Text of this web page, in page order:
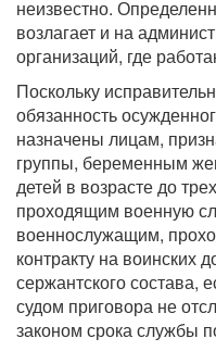
неизвестно.
возлагает и на
организаций, где
Поскольку
обязанность
назначены лицам,
группы, беременным
детей в возрасте до
проходящим военную
военнослужащим,
контракту на воинских
сержантского состава,
судом приговора не
законом срока службы